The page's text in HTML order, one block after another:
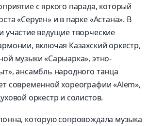
с яркого парада, который
«Серуен» и в парке «Астана». В
участие ведущие творческие
включая Казахский оркестр,
музыки «Сарыарка», этно-
ансамбль народного танца
современной хореографии «Alem»,
оркестр и солистов.
которую сопровождала музыка